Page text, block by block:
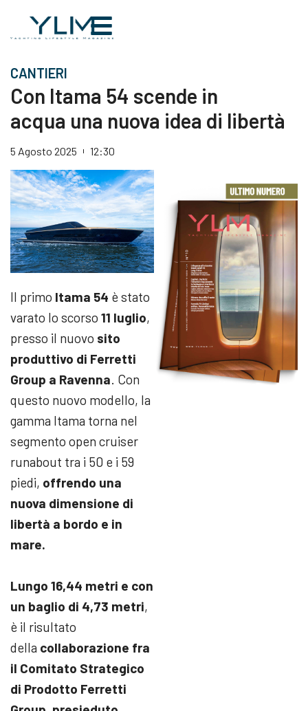
CANTIERI
Con Itama 54 scende in
acqua una nuova idea di libertà
5 Agosto 2025 12:30
Il primo Itama 54 è stato
varato lo scorso 11 luglio,
presso il nuovo sito
produttivo di Ferretti
Group a Ravenna. Con
questo nuovo modello, la
gamma Itama torna nel
segmento open cruiser
runabout tra i 50 e i 59
piedi, offrendo una
nuova dimensione di
libertà a bordo e in
mare.
Lungo 16,44 metri e con
un baglio di 4,73 metri,
è il risultato
della collaborazione fra
il Comitato Strategico
di Prodotto Ferretti